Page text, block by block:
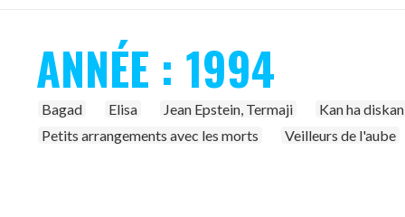
ANNÉE : 1994
Bagad Elisa Jean Epstein, Termaji
Kan ha diskan
Petits arrangements avec les morts
Veilleurs de l'aube